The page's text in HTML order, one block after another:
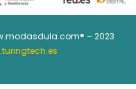
– 2023